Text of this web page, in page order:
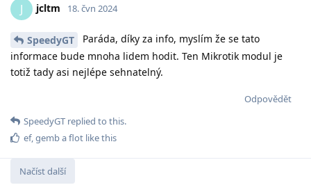
J jcltm 18. čvn 2024
SpeedyGT
Paráda, díky za info, myslím že se tato
informace bude mnoha lidem hodit. Ten Mikrotik modul je
totiž tady asi nejlépe sehnatelný.
Odpovědět
SpeedyGT replied to this.
ef,gembaflot like this
Načíst další